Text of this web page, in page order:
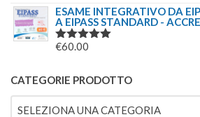
ESAME INTEGRATIVO DA
A EIPASS STANDARD -
VALUTATO
€60.00
CATEGORIE PRODOTTO
SELEZIONA UNA CATEGORIA